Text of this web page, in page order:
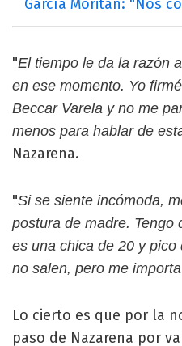
García Moritán: "Nos
"El tiempo le da la razón
en ese momento. Yo
Beccar Varela y no me
menos para hablar de
Nazarena.
"Si se siente incómoda,
postura de madre. Tengo
es una chica de 20 y
no salen, pero me
Lo cierto es que por la
paso de Nazarena por